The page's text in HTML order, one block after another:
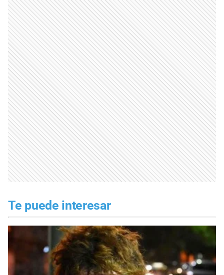
Te puede interesar